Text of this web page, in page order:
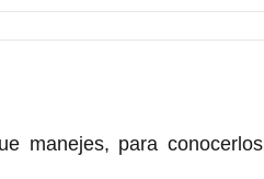
manejes, para conocerlos